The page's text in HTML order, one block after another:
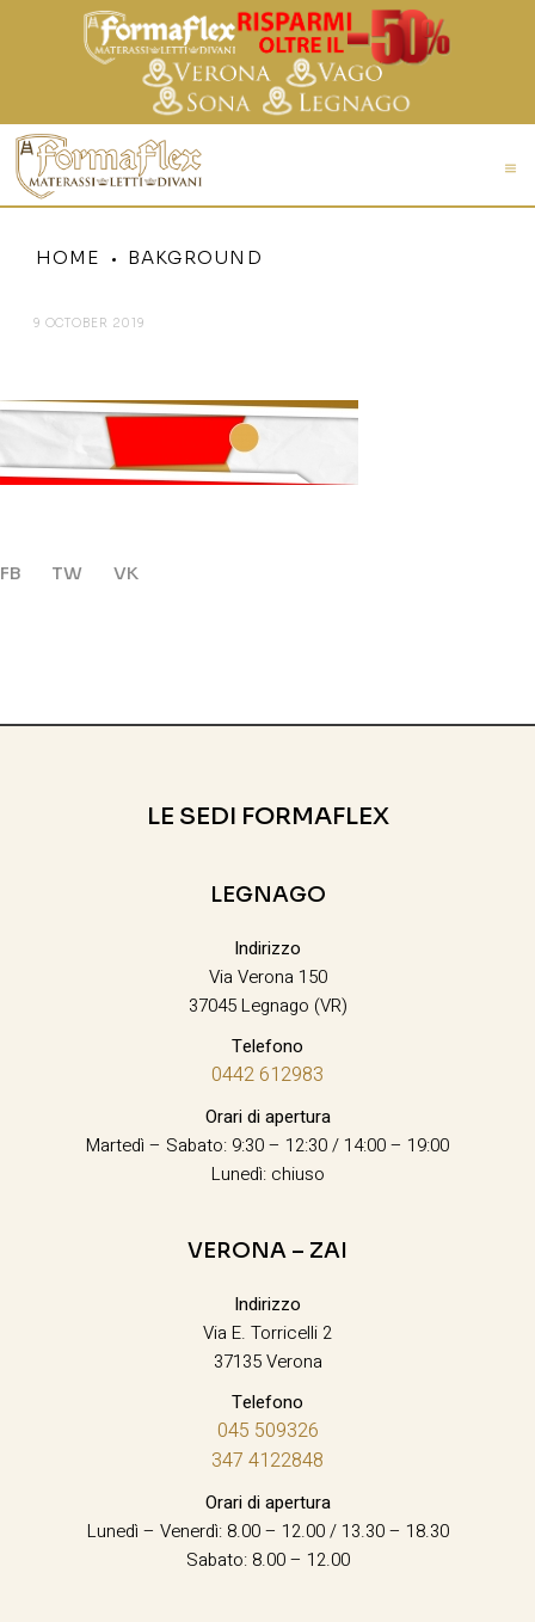
HOME BAKGROUND
9 OCTOBER 2019
FB TW VK
LE SEDI FORMAFLEX
LEGNAGO
Indirizzo
Via Verona 150
37045 Legnago (VR)
Telefono
0442 612983
Orari di apertura
Martedì – Sabato: 9:30 – 12:30 / 14:00 – 19:00
Lunedì: chiuso
VERONA – ZAI
Indirizzo
Via E. Torricelli 2
37135 Verona
Telefono
045 509326
347 4122848
Orari di apertura
Lunedì – Venerdì: 8.00 – 12.00 / 13.30 – 18.30
Sabato: 8.00 – 12.00